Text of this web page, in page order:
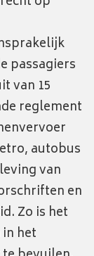
passagiers
van 15
reglement
autobus
van
en
Zo is het
het